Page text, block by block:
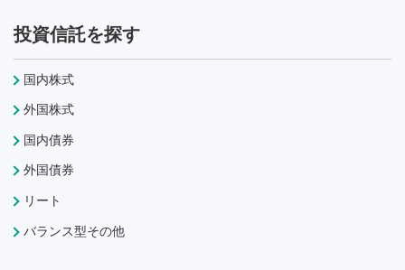
投資信託を探す
国内株式
外国株式
国内債券
外国債券
リート
バランス型その他